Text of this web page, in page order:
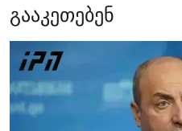
გააკეთებენ